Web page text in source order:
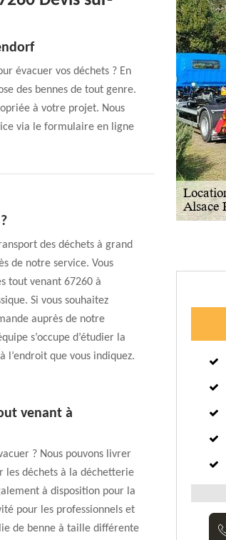
évacuer vos déchets ? En
des bennes de tout genre.
à votre projet. Nous
via le formulaire en ligne
des déchets à grand
de notre service. Vous
tout venant 67260 à
Si vous souhaitez
auprès de notre
s’occupe d’étudier la
l’endroit que vous indiquez.
venant à
? Nous pouvons livrer
les déchets à la déchetterie
à disposition pour la
pour les professionnels et
de benne à taille différente